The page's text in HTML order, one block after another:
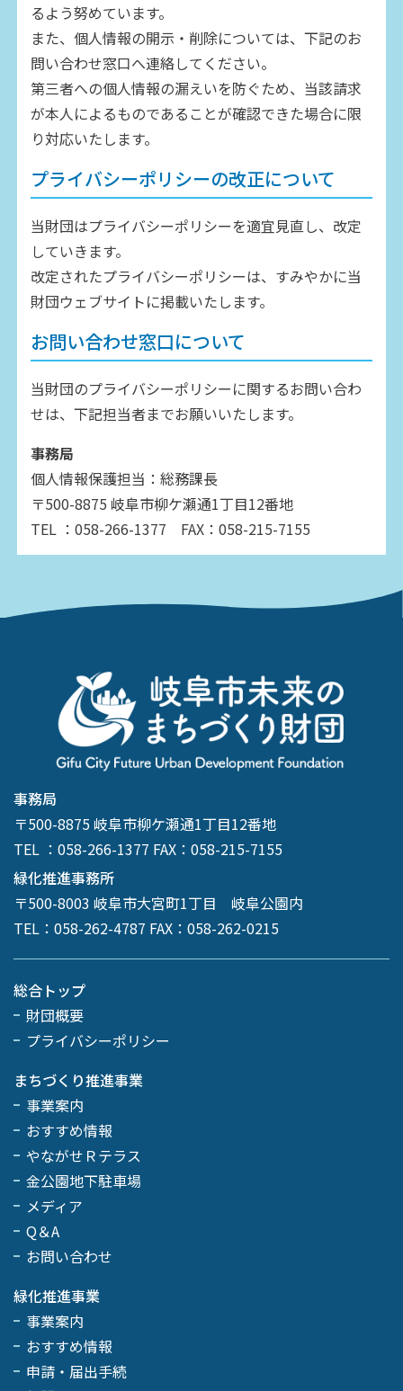
るよう努めています。
また、個人情報の開示・削除については、下記のお
問い合わせ窓口へ連絡してください。
第三者への個人情報の漏えいを防ぐため、当該請求
が本人によるものであることが確認できた場合に限
り対応いたします。
プライバシーポリシーの改正について
当財団はプライバシーポリシーを適宜見直し、改定
していきます。
改定されたプライバシーポリシーは、すみやかに当
財団ウェブサイトに掲載いたします。
お問い合わせ窓口について
当財団のプライバシーポリシーに関するお問い合わ
せは、下記担当者までお願いいたします。
事務局
個人情報保護担当：総務課長
〒500-8875 岐阜市柳ケ瀬通1丁目12番地
TEL ：058-266-1377 FAX：058-215-7155
事務局
〒500-8875 岐阜市柳ケ瀬通1丁目12番地
TEL ：058-266-1377 FAX：058-215-7155
緑化推進事務所
〒500-8003 岐阜市大宮町1丁目 岐阜公園内
TEL：058-262-4787 FAX：058-262-0215
総合トップ
財団概要
プライバシーポリシー
まちづくり推進事業
事業案内
おすすめ情報
やながせＲテラス
金公園地下駐車場
メディア
Q＆A
お問い合わせ
緑化推進事業
事業案内
おすすめ情報
申請・届出手続